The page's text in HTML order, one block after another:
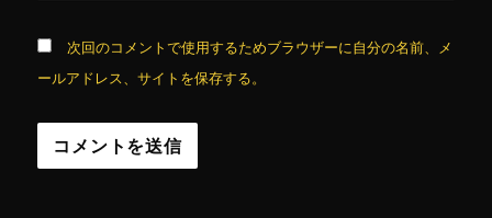
次回のコメントで使用するためブラウザーに自分の名前、メ
ールアドレス、サイトを保存する。